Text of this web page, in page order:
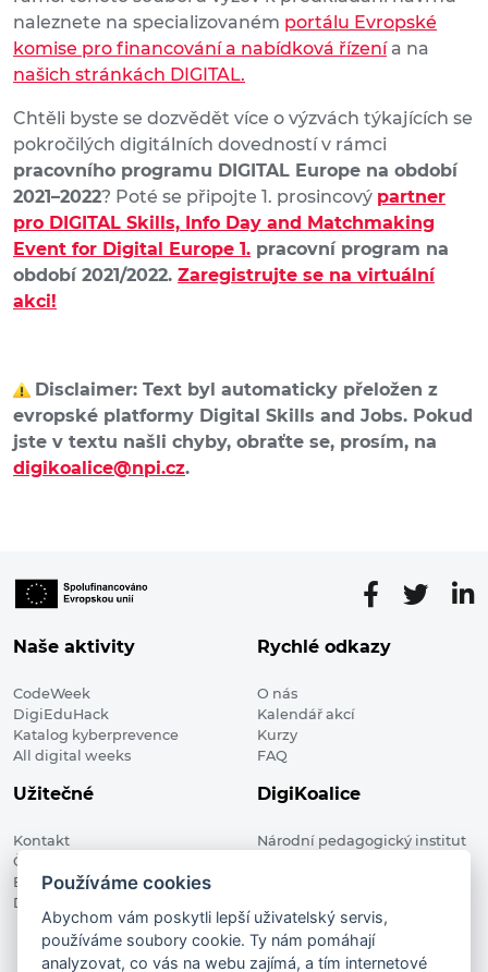
naleznete na specializovaném portálu Evropské
komise pro financování a nabídková řízenía na
našich stránkách DIGITAL.
Chtěli byste se dozvědět více o výzvách týkajících se
pokročilých digitálních dovedností v rámci
pracovního programu DIGITAL Europe na období
2021–2022? Poté se připojte 1. prosincový partner
pro DIGITAL Skills, Info Day and Matchmaking
Event for Digital Europe 1. pracovní program na
období 2021/2022. Zaregistrujte se na virtuální
akci!
Disclaimer: Text byl automaticky přeložen z
evropské platformy Digital Skills and Jobs. Pokud
jste v textu našli chyby, obraťte se, prosím, na
digikoalice@npi.cz.
Naše aktivity
CodeWeek
DigiEduHack
Katalog kyberprevence
All digital weeks
Rychlé odkazy
O nás
Kalendář akcí
Kurzy
FAQ
Užitečné
Kontakt
Členské organizace
Blog
Digitalizace ve vzdělávání
DigiKoalice
Národní pedagogický institut
DigiKoalice 2021. All rights reserved
Používáme cookies
Abychom vám poskytli lepší uživatelský servis,
používáme soubory cookie. Ty nám pomáhají
analyzovat, co vás na webu zajímá, a tím internetové